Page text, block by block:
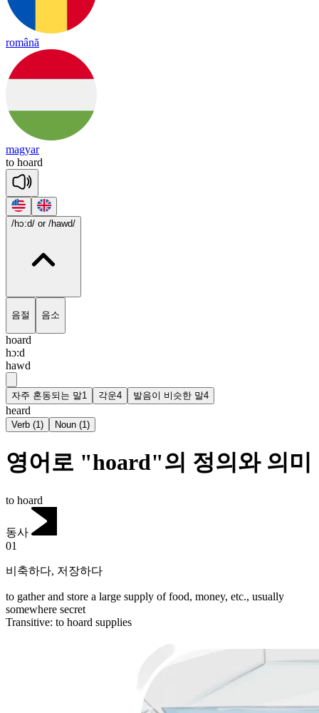
română
magyar
to hoard
/hɔ:d/ or /hawd/
음절 음소
hoard
hɔ:d
hawd
자주 혼동되는 말1 각운4 발음이 비슷한 말4
heard
Verb (1) Noun (1)
영어로 "hoard"의 정의와 의미
to hoard
동사
01
비축하다, 저장하다
to gather and store a large supply of food, money, etc., usually
somewhere secret
Transitive: to hoard supplies